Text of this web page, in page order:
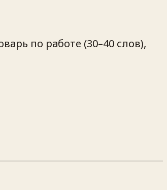
по работе (30–40 слов),